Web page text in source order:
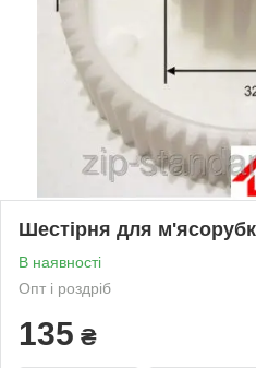
Шестірня для
В наявності
Опт і роздріб
135 ₴